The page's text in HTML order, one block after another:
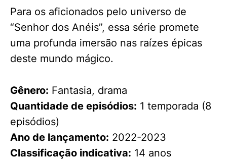
Para os aficionados pelo universo de
“Senhor dos Anéis”, essa série promete
uma profunda imersão nas raízes épicas
deste mundo mágico.
Gênero: Fantasia, drama
Quantidade de episódios: 1 temporada (8
episódios)
Ano de lançamento: 2022-2023
Classificação indicativa: 14 anos